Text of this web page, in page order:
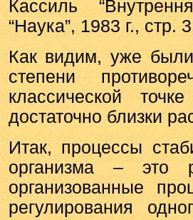
Кассиль
“Наука”, 1983 г., стр.
Как видим, уже
степени
классической
достаточно близки
Итак, процессы
организма – это
организованные
регулирования